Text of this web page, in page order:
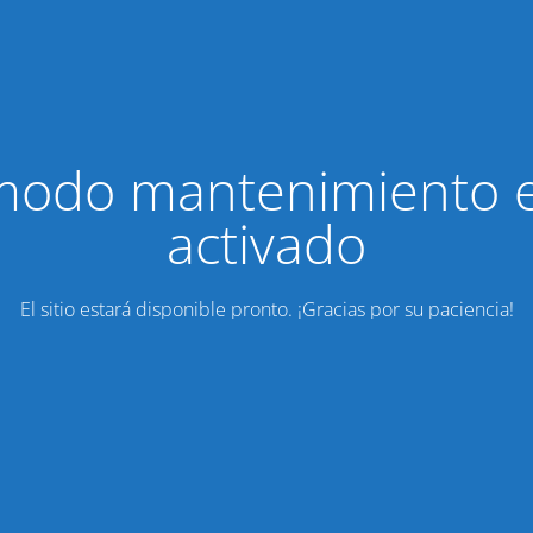
mantenimiento
activado
El sitio estará disponible pronto. ¡Gracias por su paciencia!